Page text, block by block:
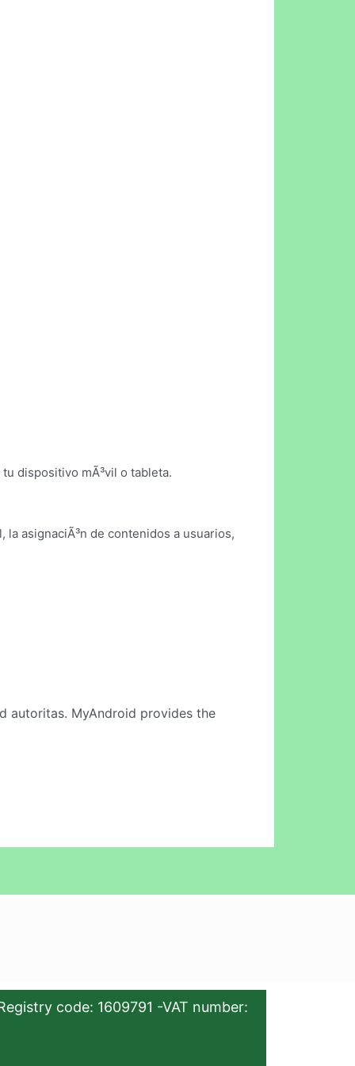
dispositivo mÃ³vil o tableta.
la asignaciÃ³n de contenidos a usuarios,
autoritas. MyAndroid provides the
code: 1609791 -VAT number: